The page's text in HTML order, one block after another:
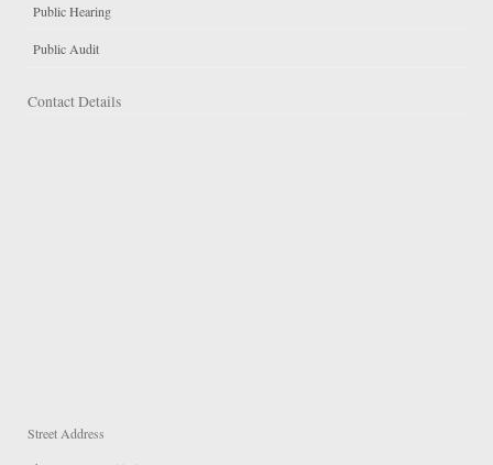
Public Hearing
Public Audit
Contact Details
Street Address